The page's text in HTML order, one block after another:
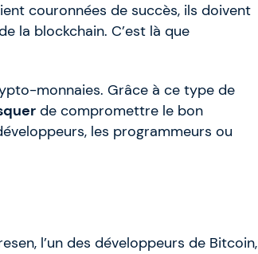
couronnées de succès, ils doivent
la blockchain. C’est là que
monnaies. Grâce à ce type de
de compromettre le bon
les programmeurs ou
l’un des développeurs de Bitcoin,